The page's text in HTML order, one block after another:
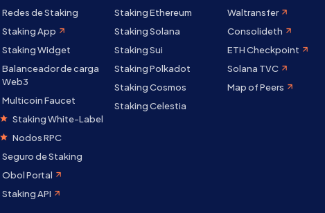
Redes de Staking
Staking App
Staking Widget
Balanceador de carga
Web3
Multicoin Faucet
Staking White-Label
Nodos RPC
Seguro de Staking
Obol Portal
Staking API
Staking Ethereum
Staking Solana
Staking Sui
Staking Polkadot
Staking Cosmos
Staking Celestia
Waltransfer
Consolideth
ETH Checkpoint
Solana TVC
Map of Peers